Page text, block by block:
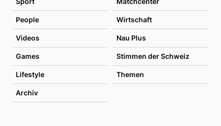
People Wirtschaft
Videos Nau Plus
Games Stimmen der Schweiz
Lifestyle Themen
Archiv